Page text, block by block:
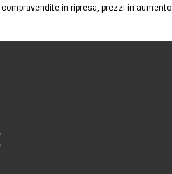
compravendite in ripresa, prezzi in aumento